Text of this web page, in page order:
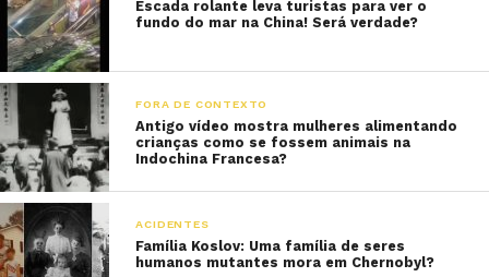
Escada rolante leva turistas para ver o
fundo do mar na China! Será verdade?
FORA DE CONTEXTO
Antigo vídeo mostra mulheres alimentando
crianças como se fossem animais na
Indochina Francesa?
ACIDENTES
Família Koslov: Uma família de seres
humanos mutantes mora em Chernobyl?